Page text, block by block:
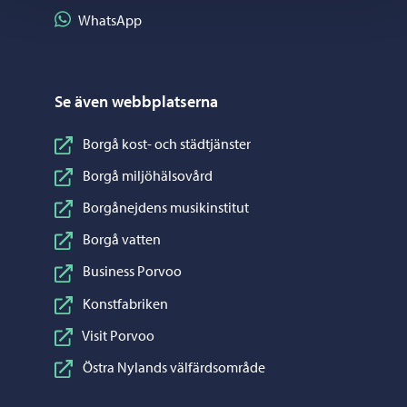
Dela på WhatsApp
WhatsApp
Se även webbplatserna
Borgå kost- och städtjänster
Borgå miljöhälsovård
Borgånejdens musikinstitut
Borgå vatten
Business Porvoo
Konstfabriken
Visit Porvoo
Östra Nylands välfärdsområde